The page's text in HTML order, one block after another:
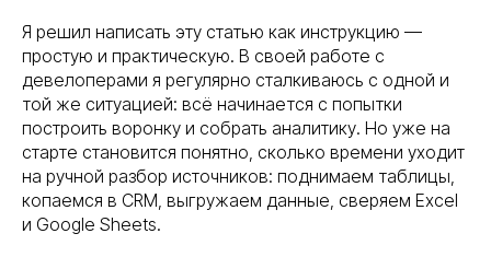
Я решил написать эту статью как инструкцию —
простую и практическую. В своей работе с
девелоперами я регулярно сталкиваюсь с одной и
той же ситуацией: всё начинается с попытки
построить воронку и собрать аналитику. Но уже на
старте становится понятно, сколько времени уходит
на ручной разбор источников: поднимаем таблицы,
копаемся в CRM, выгружаем данные, сверяем Excel
и Google Sheets.